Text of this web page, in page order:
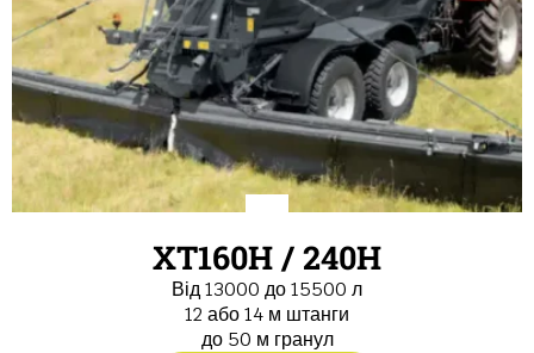
XT160H / 240H
Від 13000 до 15500 л
12 або 14 м штанги
до 50 м гранул